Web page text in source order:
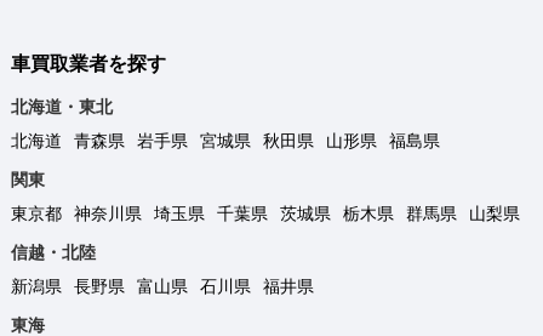
車買取業者を探す
北海道・東北
北海道
青森県 岩手県 宮城県 秋田県 山形県
福島県
関東
東京都
神奈川県 埼玉県 千葉県 茨城県 栃木県 群馬県
山梨県
信越・北陸
新潟県
長野県 富山県 石川県
福井県
東海